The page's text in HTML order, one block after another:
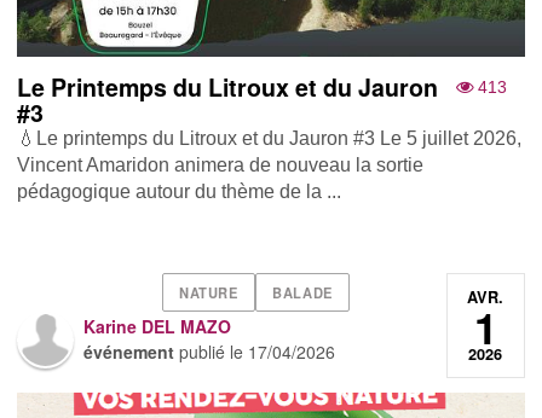
413
Le Printemps du Litroux et du Jauron
#3
💧Le printemps du Litroux et du Jauron #3 Le 5 juillet 2026,
Vincent Amaridon animera de nouveau la sortie
pédagogique autour du thème de la ...
NATURE BALADE
Karine DEL MAZO
événement publié le 17/04/2026
AVR.
1
2026